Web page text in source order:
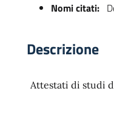
Nomi citati:
Descrizione
Attestati di studi